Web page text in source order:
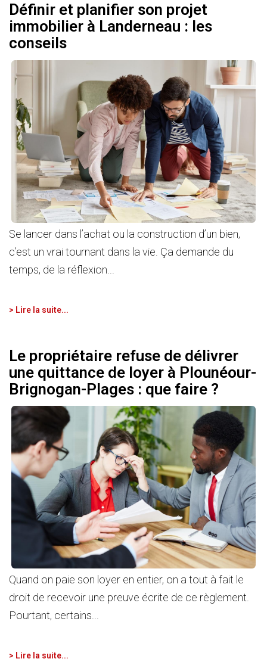
Définir et planifier son projet
immobilier à Landerneau : les
conseils
Se lancer dans l’achat ou la construction d’un bien,
c’est un vrai tournant dans la vie. Ça demande du
temps, de la réflexion...
> Lire la suite...
Le propriétaire refuse de délivrer
une quittance de loyer à Plounéour-
Brignogan-Plages : que faire ?
Quand on paie son loyer en entier, on a tout à fait le
droit de recevoir une preuve écrite de ce règlement.
Pourtant, certains...
> Lire la suite...